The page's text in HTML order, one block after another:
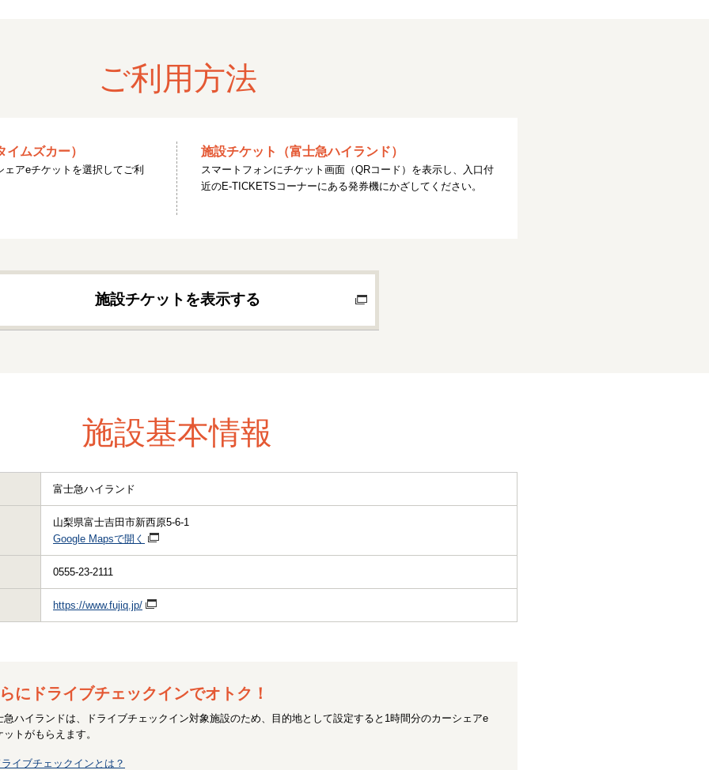
ご利用方法
ムズカー）
アeチケットを選択してご利
施設チケット（富士急ハイランド）
スマートフォンにチケット画面（QRコード）を表示し、入口付
近のE-TICKETSコーナーにある発券機にかざしてください。
施設チケットを表示する
施設基本情報
富士急ハイランド
山梨県富士吉田市新西原5-6-1
Google Mapsで開く
0555-23-2111
https://www.fujiq.jp/
にドライブチェックインでオトク！
急ハイランドは、ドライブチェックイン対象施設のため、目的地として設定すると1時間分のカーシェアe
ットがもらえます。
ライブチェックインとは？